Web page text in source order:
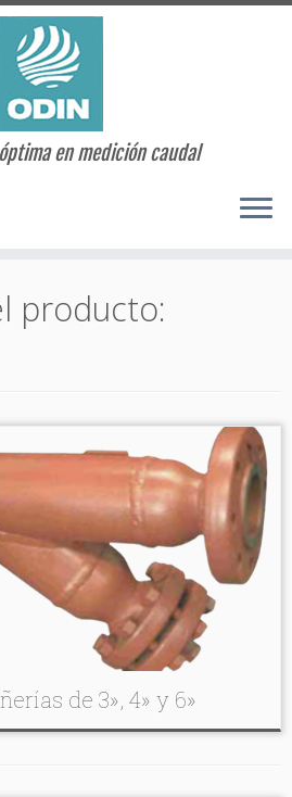
en medición caudal
producto:
de 3», 4» y 6»